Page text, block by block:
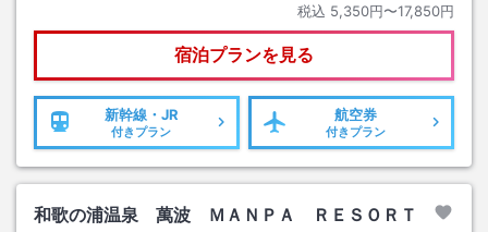
税込 5,350円〜17,850円
宿泊プランを見る
新幹線・JR
付きプラン
航空券
付きプラン
和歌の浦温泉 萬波 ＭＡＮＰＡ ＲＥＳＯＲＴ